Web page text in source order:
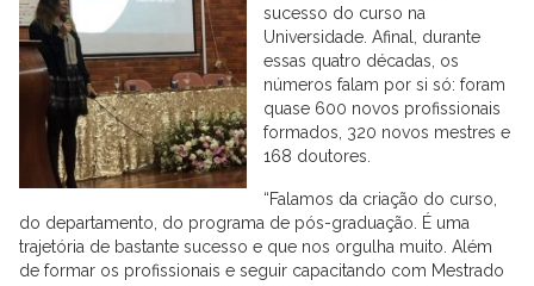
sucesso do curso na
Universidade. Afinal, durante
essas quatro décadas, os
números falam por si só: foram
quase 600 novos profissionais
formados, 320 novos mestres e
168 doutores.
“Falamos da criação do curso,
do departamento, do programa de pós-graduação. É uma
trajetória de bastante sucesso e que nos orgulha muito. Além
de formar os profissionais e seguir capacitando com Mestrado